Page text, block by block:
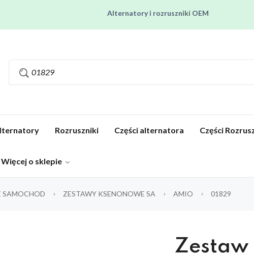
Alternatory i rozruszniki OEM
Pracujemy od poniedziałku do piątku od 8:00 do 16:00
Rozruszniki Części alternatora Części
Więcej o sklepie
SAMOCHOD ZESTAWY KSENONOWE SA AMIO 01829
Zestaw